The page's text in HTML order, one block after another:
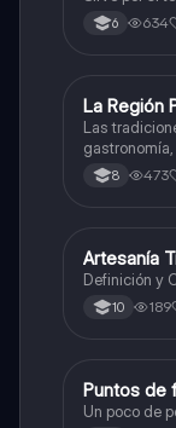
6 634
Artes
La Región
Las
medicina
musicales.
8 473
Artes
Artesanía
Definición y
10 189
Artes
Puntos de
Un poco de